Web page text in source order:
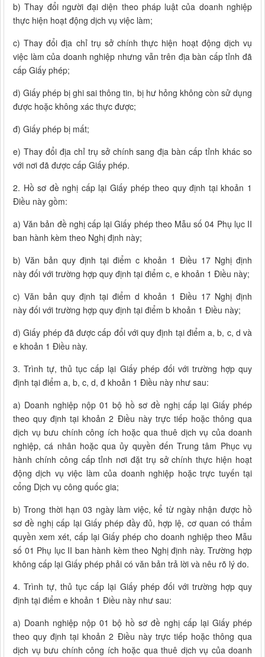
b) Thay đổi người đại diện theo pháp luật của doanh nghiệp
thực hiện hoạt động dịch vụ việc làm;
c) Thay đổi địa chỉ trụ sở chính thực hiện hoạt động dịch vụ
việc làm của doanh nghiệp nhưng vẫn trên địa bàn cấp tỉnh đã
cấp Giấy phép;
d) Giấy phép bị ghi sai thông tin, bị hư hỏng không còn sử dụng
được hoặc không xác thực được;
đ) Giấy phép bị mất;
e) Thay đổi địa chỉ trụ sở chính sang địa bàn cấp tỉnh khác so
với nơi đã được cấp Giấy phép.
2. Hồ sơ đề nghị cấp lại Giấy phép theo quy định tại khoản 1
Điều này gồm:
a) Văn bản đề nghị cấp lại Giấy phép theo Mẫu số 04 Phụ lục II
ban hành kèm theo Nghị định này;
b) Văn bản quy định tại điểm c khoản 1 Điều 17 Nghị định
này đối với trường hợp quy định tại điểm c, e khoản 1 Điều này;
c) Văn bản quy định tại điểm d khoản 1 Điều 17 Nghị định
này đối với trường hợp quy định tại điểm b khoản 1 Điều này;
d) Giấy phép đã được cấp đổi với quy định tại điểm a, b, c, d và
e khoản 1 Điều này.
3. Trình tự, thủ tục cấp lại Giấy phép đối với trường hợp quy
định tại điểm a, b, c, d, đ khoản 1 Điều này như sau:
a) Doanh nghiệp nộp 01 bộ hồ sơ đề nghị cấp lại Giấy phép
theo quy định tại khoản 2 Điều này trực tiếp hoặc thông qua
dịch vụ bưu chính công ích hoặc qua thuê dịch vụ của doanh
nghiệp, cá nhân hoặc qua ủy quyền đến Trung tâm Phục vụ
hành chính công cấp tỉnh nơi đặt trụ sở chính thực hiện hoạt
động dịch vụ việc làm của doanh nghiệp hoặc trực tuyến tại
cổng Dịch vụ công quốc gia;
b) Trong thời hạn 03 ngày làm việc, kể từ ngày nhận được hồ
sơ đề nghị cấp lại Giấy phép đầy đủ, hợp lệ, cơ quan có thẩm
quyền xem xét, cấp lại Giấy phép cho doanh nghiệp theo Mẫu
số 01 Phụ lục II ban hành kèm theo Nghị định này. Trường hợp
không cấp lại Giấy phép phải có văn bản trả lời và nêu rõ lý do.
4. Trình tự, thủ tục cấp lại Giấy phép đối với trường hợp quy
định tại điểm e khoản 1 Điều này như sau:
a) Doanh nghiệp nộp 01 bộ hồ sơ đề nghị cấp lại Giấy phép
theo quy định tại khoản 2 Điều này trực tiếp hoặc thông qua
dịch vụ bưu chính công ích hoặc qua thuê dịch vụ của doanh